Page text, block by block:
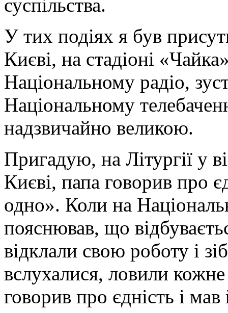
суспільства.
У тих подіях я був
Києві, на стадіоні
Національному радіо,
Національному
надзвичайно великою.
Пригадую, на Літургії у
Києві, папа говорив про
одно». Коли на
пояснював, що
відклали свою роботу і
вслухалися, ловили
говорив про єдність і